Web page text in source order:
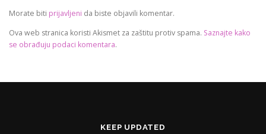
Morate biti prijavljeni da biste objavili komentar.
Ova web stranica koristi Akismet za zaštitu protiv spama. Saznajte kako
se obrađuju podaci komentara.
KEEP UPDATED